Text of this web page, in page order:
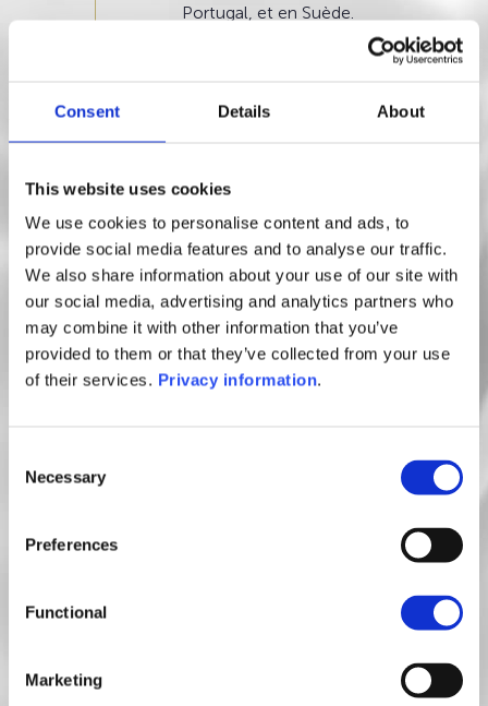
Consent Details About
This website uses cookies
We use cookies to personalise content and ads, to
provide social media features and to analyse our traffic.
We also share information about your use of our site with
our social media, advertising and analytics partners who
may combine it with other information that you’ve
provided to them or that they’ve collected from your use
of their services. Privacy information.
Selection
Necessary
Preferences
Functional
Marketing
Portugal, et en Suède.
Plus d’infos